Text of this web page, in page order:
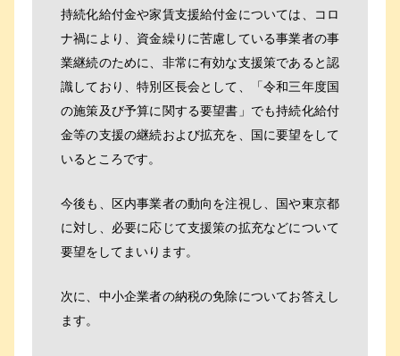
持続化給付金や家賃支援給付金については、コロ
ナ禍により、資金繰りに苦慮している事業者の事
業継続のために、非常に有効な支援策であると認
識しており、特別区長会として、「令和三年度国
の施策及び予算に関する要望書」でも持続化給付
金等の支援の継続および拡充を、国に要望をして
いるところです。
今後も、区内事業者の動向を注視し、国や東京都
に対し、必要に応じて支援策の拡充などについて
要望をしてまいります。
次に、中小企業者の納税の免除についてお答えし
ます。